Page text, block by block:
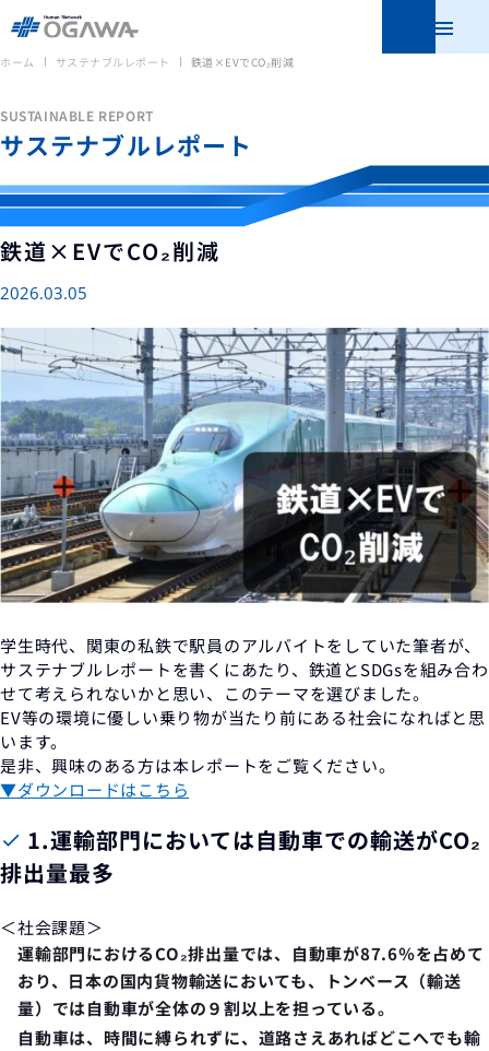
メニュ
ホーム サステナブルレポート 鉄道×EVでCO₂削減
SUSTAINABLE REPORT
サステナブルレポート
鉄道×EVでCO₂削減
2026.03.05
学生時代、関東の私鉄で駅員のアルバイトをしていた筆者が、
サステナブルレポートを書くにあたり、鉄道とSDGsを組み合わ
せて考えられないかと思い、このテーマを選びました。
EV等の環境に優しい乗り物が当たり前にある社会になればと思
います。
是非、興味のある方は本レポートをご覧ください。
▼ダウンロードはこちら
1.運輸部門においては自動車での輸送がCO₂
排出量最多
＜社会課題＞
運輸部門におけるCO₂排出量では、自動車が87.6％を占めて
おり、日本の国内貨物輸送においても、トンベース（輸送
量）では自動車が全体の９割以上を担っている。
自動車は、時間に縛られずに、道路さえあればどこへでも輸